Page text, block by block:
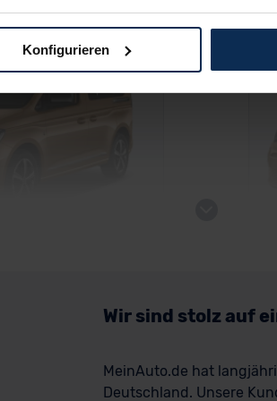
unterstützen. Sie können die
Konfigurieren
Wir sind stolz auf
MeinAuto.de hat
Deutschland. Unsere